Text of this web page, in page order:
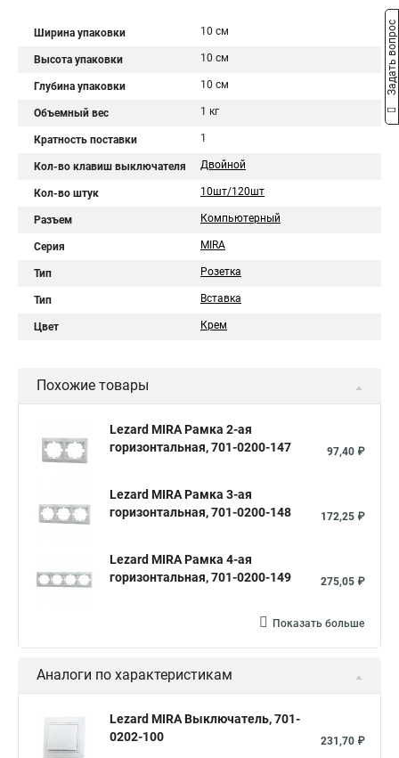
Ширина упаковки 10 см
Высота упаковки 10 см
Глубина упаковки 10 см
Объемный вес 1 кг
Кратность поставки 1
Кол-во клавиш выключателя Двойной
Кол-во штук 10шт/120шт
Разъем Компьютерный
Серия MIRA
Тип Розетка
Тип Вставка
Цвет Крем
Похожие товары
Lezard MIRA Рамка 2-ая
горизонтальная, 701-0200-147
97,40 ₽
Lezard MIRA Рамка 3-ая
горизонтальная, 701-0200-148
172,25 ₽
Lezard MIRA Рамка 4-ая
горизонтальная, 701-0200-149
275,05 ₽
Показать больше
Аналоги по характеристикам
Lezard MIRA Выключатель, 701-
0202-100
231,70 ₽
Задать вопрос